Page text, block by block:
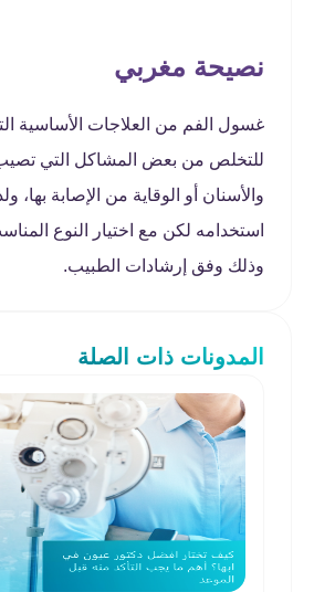
نصيحة مغربي
غسول الفم من العلاجات الأساسية
للتخلص من بعض المشاكل التي تصيب
والأسنان أو الوقاية من الإصابة بها،
استخدامه لكن مع اختيار النوع
وذلك وفق إرشادات الطبيب.
المدونات ذات الصلة